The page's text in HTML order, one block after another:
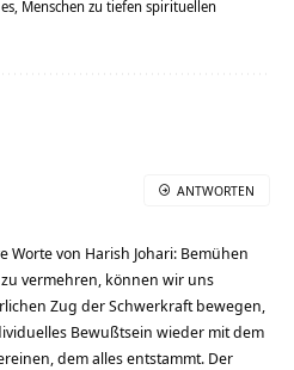
Menschen zu tiefen spirituellen
Worte von Harish Johari: Bemühen
vermehren, können wir uns
Zug der Schwerkraft bewegen,
Bewußtsein wieder mit dem
dem alles entstammt. Der
ANTWORTEN